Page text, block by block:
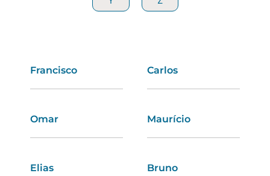
Francisco Carlos
Omar Maurício
Elias Bruno
Marina Fabiana
Renata Silvana
Júlia Emanuela